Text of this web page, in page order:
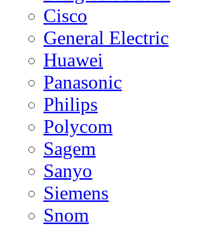
Cisco
General Electric
Huawei
Panasonic
Philips
Polycom
Sagem
Sanyo
Siemens
Snom